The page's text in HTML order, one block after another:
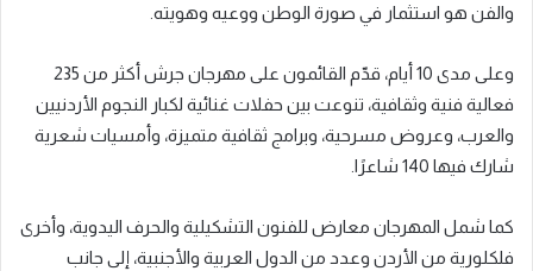
والفن هو استثمار في صورة الوطن ووعيه وهويته.
وعلى مدى 10 أيام، قدّم القائمون على مهرجان جرش أكثر من 235
فعالية فنية وثقافية، تنوعت بين حفلات غنائية لكبار النجوم الأردنيين
والعرب، وعروض مسرحية، وبرامج ثقافية متميزة، وأمسيات شعرية
شارك فيها 140 شاعرًا.
كما شمل المهرجان معارض للفنون التشكيلية والحرف اليدوية، وأخرى
فلكلورية من الأردن وعدد من الدول العربية والأجنبية، إلى جانب